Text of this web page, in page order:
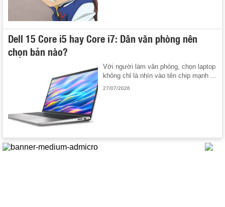
Dell 15 Core i5 hay Core i7: Dân văn phòng nên
chọn bản nào?
Với người làm văn phòng, chọn laptop
không chỉ là nhìn vào tên chip mạnh ...
27/07/2026